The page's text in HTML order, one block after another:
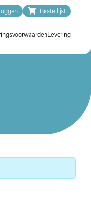
Bestellijst
Levering